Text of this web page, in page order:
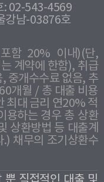
: 02-543-4569
강남-03876호
함 20% 이내)(단,
계약에 한함), 취급
중개수수료 없음, 추
개월 / 총 대출 비용
최대 금리 연20% 적
용하는 경우 총 상환
상환방법 등 대출계
.) 채무의 조기상환수